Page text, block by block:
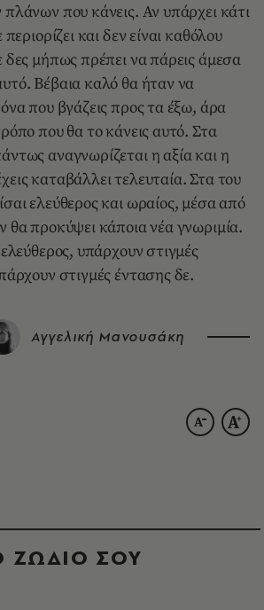
που κάνεις. Αν υπάρχει κάτι
και δεν είναι καθόλου
δες μήπως πρέπει να πάρεις άμεσα
Βέβαια καλό θα ήταν να
που βγάζεις προς τα έξω, άρα
που θα το κάνεις αυτό. Στα
αναγνωρίζεται η αξία και η
καταβάλλει τελευταία. Στα του
ελεύθερος και ωραίος, μέσα από
θα προκύψει κάποια νέα γνωριμία.
υπάρχουν στιγμές
στιγμές έντασης δε.
Αγγελική Μανουσάκη
ΖΩΔΙΟ ΣΟΥ